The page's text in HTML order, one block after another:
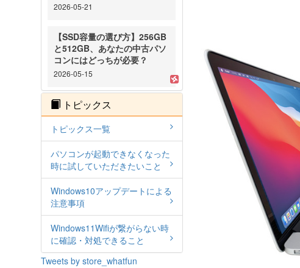
2026-05-21
【SSD容量の選び方】256GB
と512GB、あなたの中古パソ
コンにはどっちが必要？
2026-05-15
トピックス
トピックス一覧
パソコンが起動できなくなった
時に試していただきたいこと
Windows10アップデートによる
注意事項
Windows11Wifiが繋がらない時
に確認・対処できること
Tweets by store_whatfun